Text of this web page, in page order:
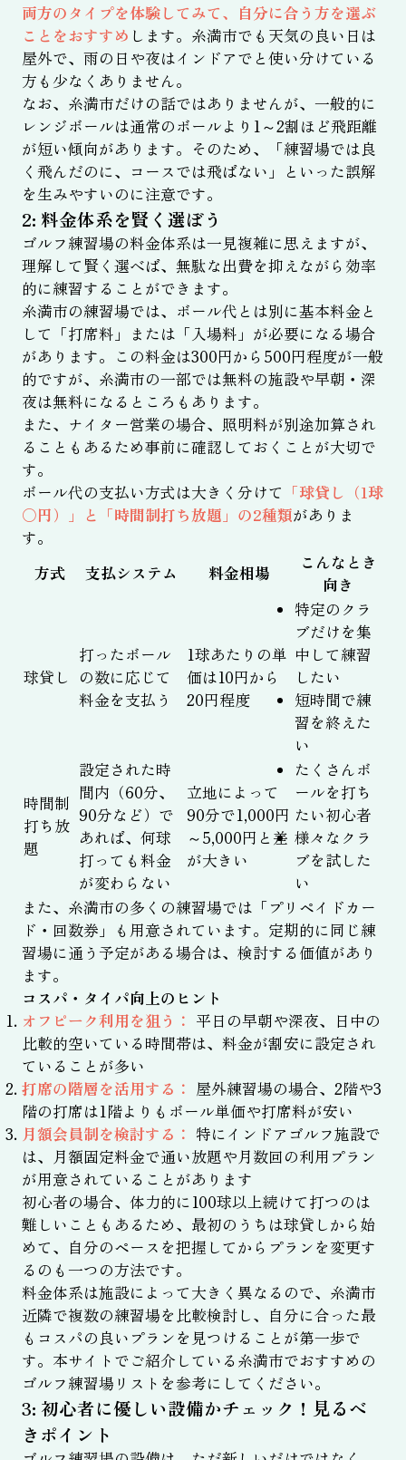
両方のタイプを体験してみて、自分に合う方を選ぶ
ことをおすすめ します。糸満市でも天気の良い日は
屋外で、雨の日や夜はインドアでと使い分けている
方も少なくありません。
なお、糸満市だけの話ではありませんが、一般的に
レンジボールは通常のボールより1～2割ほど飛距離
が短い傾向があります。そのため、「練習場では良
く飛んだのに、コースでは飛ばない」といった誤解
を生みやすいのに注意です。
2: 料金体系を賢く選ぼう
ゴルフ練習場の料金体系は一見複雑に思えますが、
理解して賢く選べば、無駄な出費を抑えながら効率
的に練習することができます。
糸満市の練習場では、ボール代とは別に基本料金と
して「打席料」または「入場料」が必要になる場合
があります。この料金は300円から500円程度が一般
的ですが、糸満市の一部では無料の施設や早朝・深
夜は無料になるところもあります。
また、ナイター営業の場合、照明料が別途加算され
ることもあるため事前に確認しておくことが大切で
す。
ボール代の支払い方式は大きく分けて 「球貸し（1球
〇円）」と「時間制打ち放題」の2種類がありま
す。
方式
支払システム 料金相場
こんなとき
向き
球貸し
打ったボール
の数に応じて
料金を支払う
1球あたりの単
価は10円から
20円程度
特定のクラ
ブだけを集
中して練習
したい
短時間で練
習を終えた
い
時間制
打ち放
題
設定された時
間内（60分、
90分など）で
あれば、何球
打っても料金
が変わらない
立地によって
90分で1,000円
～5,000円と差
が大きい
たくさんボ
ールを打ち
たい初心者
様々なクラ
ブを試した
い
また、糸満市の多くの練習場では「プリペイドカー
ド・回数券」も用意されています。定期的に同じ練
習場に通う予定がある場合は、検討する価値があり
ます。
コスパ・タイパ向上のヒント
オフピーク利用を狙う： 平日の早朝や深夜、日中の
比較的空いている時間帯は、料金が割安に設定され
ていることが多い
打席の階層を活用する： 屋外練習場の場合、2階や3
階の打席は1階よりもボール単価や打席料が安い
月額会員制を検討する： 特にインドアゴルフ施設で
は、月額固定料金で通い放題や月数回の利用プラン
が用意されていることがあります
初心者の場合、体力的に100球以上続けて打つのは
難しいこともあるため、最初のうちは球貸しから始
めて、自分のペースを把握してからプランを変更す
るのも一つの方法です。
料金体系は施設によって大きく異なるので、糸満市
近隣で複数の練習場を比較検討し、自分に合った最
もコスパの良いプランを見つけることが第一歩で
す。本サイトでご紹介している糸満市でおすすめの
ゴルフ練習場リストを参考にしてください。
3: 初心者に優しい設備かチェック！見るべ
きポイント